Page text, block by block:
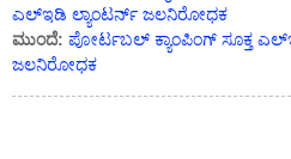
ಎಲ್ಇಡಿ ಲ್ಯಾಂಟರ್ನ್ ಜಲನಿರೋಧಕ
ಮುಂದೆ: ಪೋರ್ಟಬಲ್ ಕ್ಯಾಂಪಿಂಗ್ ಸೂಕ್ತ
ಜಲನಿರೋಧಕ